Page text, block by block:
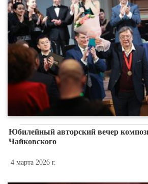
Юбилейный авторский вечер
Чайковского
4 марта 2026 г.